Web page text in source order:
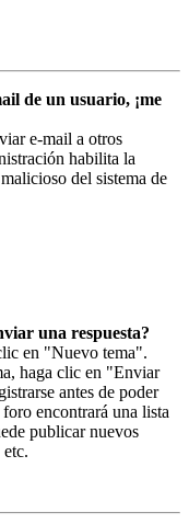
de un usuario, ¡me
e-mail a otros
habilita la
del sistema de
una respuesta?
en "Nuevo tema".
haga clic en "Enviar
antes de poder
encontrará una lista
publicar nuevos
etc.